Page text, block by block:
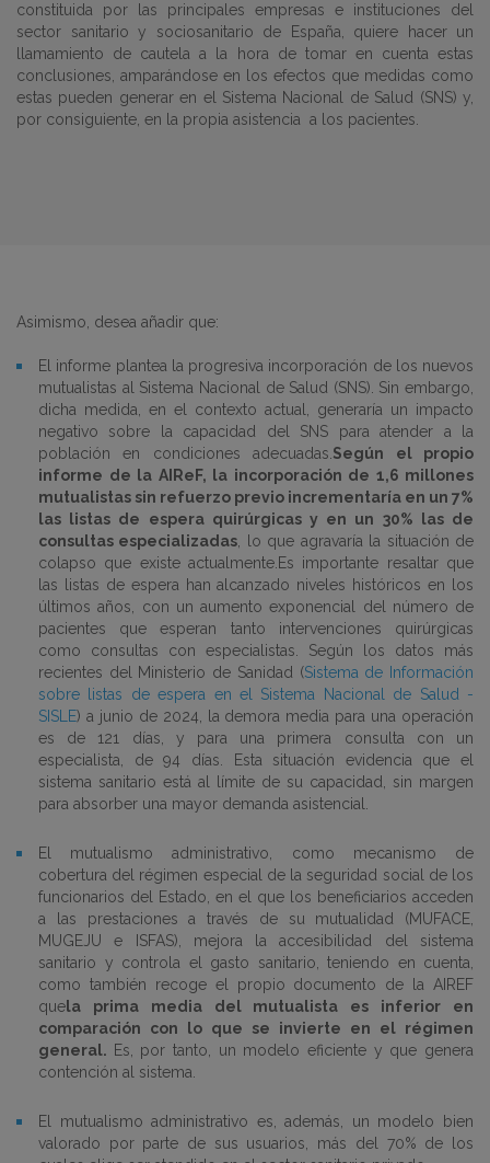
constituida por las principales empresas e instituciones del
sector sanitario y sociosanitario de España, quiere hacer un
llamamiento de cautela a la hora de tomar en cuenta estas
conclusiones, amparándose en los efectos que medidas como
estas pueden generar en el Sistema Nacional de Salud (SNS) y,
por consiguiente, en la propia asistencia a los pacientes.
Asimismo, desea añadir que:
El informe plantea la progresiva incorporación de los nuevos
mutualistas al Sistema Nacional de Salud (SNS). Sin embargo,
dicha medida, en el contexto actual, generaría un impacto
negativo sobre la capacidad del SNS para atender a la
población en condiciones adecuadas. Según el propio
informe de la AIReF, la incorporación de 1,6 millones
mutualistas sin refuerzo previo incrementaría en un 7%
las listas de espera quirúrgicas y en un 30% las de
consultas especializadas , lo que agravaría la situación de
colapso que existe actualmente.Es importante resaltar que
las listas de espera han alcanzado niveles históricos en los
últimos años, con un aumento exponencial del número de
pacientes que esperan tanto intervenciones quirúrgicas
como consultas con especialistas. Según los datos más
recientes del Ministerio de Sanidad (Sistema de Información
sobre listas de espera en el Sistema Nacional de Salud -
SISLE) a junio de 2024, la demora media para una operación
es de 121 días, y para una primera consulta con un
especialista, de 94 días. Esta situación evidencia que el
sistema sanitario está al límite de su capacidad, sin margen
para absorber una mayor demanda asistencial.
El mutualismo administrativo, como mecanismo de
cobertura del régimen especial de la seguridad social de los
funcionarios del Estado, en el que los beneficiarios acceden
a las prestaciones a través de su mutualidad (MUFACE,
MUGEJU e ISFAS), mejora la accesibilidad del sistema
sanitario y controla el gasto sanitario, teniendo en cuenta,
como también recoge el propio documento de la AIREF
quela prima media del mutualista es inferior en
comparación con lo que se invierte en el régimen
general. Es, por tanto, un modelo eficiente y que genera
contención al sistema.
El mutualismo administrativo es, además, un modelo bien
valorado por parte de sus usuarios, más del 70% de los